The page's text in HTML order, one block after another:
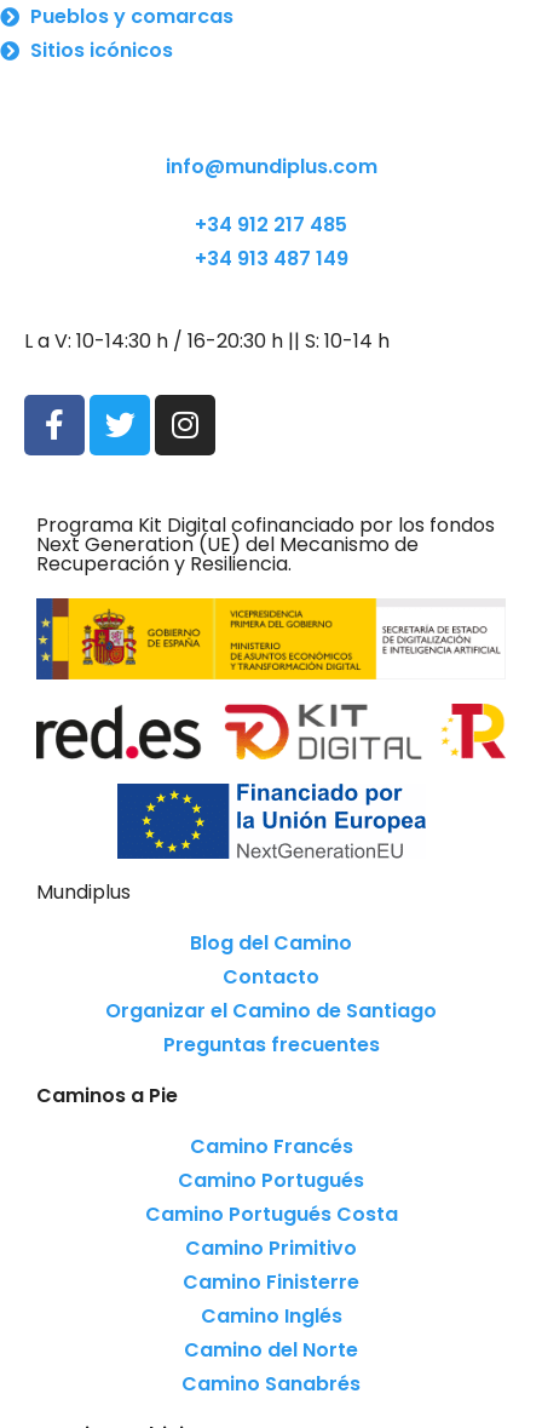
Pueblos y comarcas
Sitios icónicos
info@mundiplus.com
+34 912 217 485
+34 913 487 149
L a V: 10-14:30 h / 16-20:30 h || S: 10-14 h
Programa Kit Digital cofinanciado por los fondos
Next Generation (UE) del Mecanismo de
Recuperación y Resiliencia.
Mundiplus
Blog del Camino
Contacto
Organizar el Camino de Santiago
Preguntas frecuentes
Caminos a Pie
Camino Francés
Camino Portugués
Camino Portugués Costa
Camino Primitivo
Camino Finisterre
Camino Inglés
Camino del Norte
Camino Sanabrés